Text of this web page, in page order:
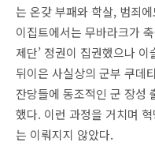
는 온갖 부패와 학살, 범죄
이집트에서는 무바라크가
제단’ 정권이 집권했으나
뒤이은 사실상의 군부 쿠데
잔당들에 동조적인 군 장성
했다. 이런 과정을 거치며
는 이뤄지지 않았다.